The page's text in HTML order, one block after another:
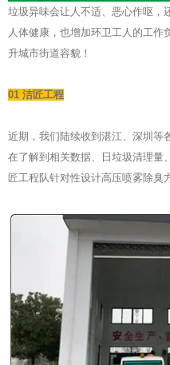
垃圾异味会让人不适、恶心作呕，
人体健康，也增加环卫工人的工作
升城市街道容貌！
01 洁匠工程
近期，我们陆续收到湛江、深圳等
在了解到相关数据、日垃圾清理量
匠工程队针对性设计高压喷雾除臭